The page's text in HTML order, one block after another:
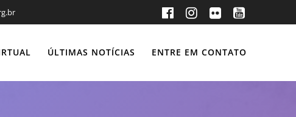
ÚLTIMAS NOTÍCIAS ENTRE EM CONTATO